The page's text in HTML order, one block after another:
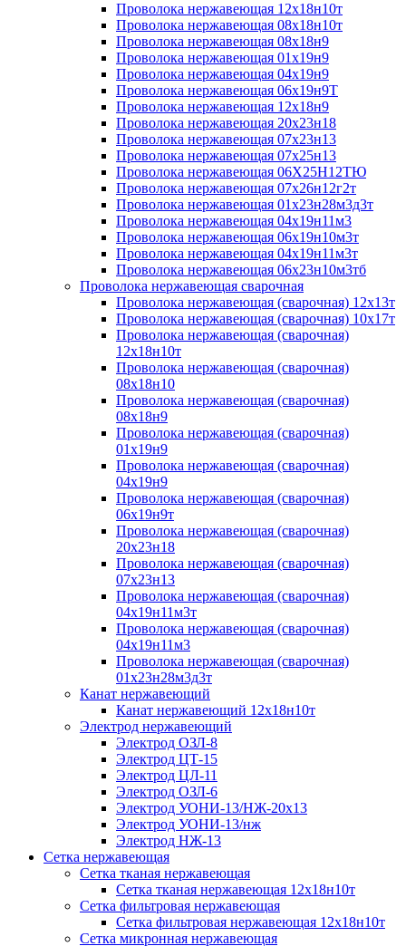
Проволока нержавеющая 12х18н10т
Проволока нержавеющая 08х18н10т
Проволока нержавеющая 08х18н9
Проволока нержавеющая 01х19н9
Проволока нержавеющая 04х19н9
Проволока нержавеющая 06х19н9Т
Проволока нержавеющая 12х18н9
Проволока нержавеющая 20х23н18
Проволока нержавеющая 07х23н13
Проволока нержавеющая 07х25н13
Проволока нержавеющая 06Х25Н12ТЮ
Проволока нержавеющая 07х26н12г2т
Проволока нержавеющая 01х23н28м3д3т
Проволока нержавеющая 04х19н11м3
Проволока нержавеющая 06х19н10м3т
Проволока нержавеющая 04х19н11м3т
Проволока нержавеющая 06х23н10м3тб
Проволока нержавеющая сварочная
Проволока нержавеющая (сварочная) 12х13т
Проволока нержавеющая (сварочная) 10х17т
Проволока нержавеющая (сварочная)
12х18н10т
Проволока нержавеющая (сварочная)
08х18н10
Проволока нержавеющая (сварочная)
08х18н9
Проволока нержавеющая (сварочная)
01х19н9
Проволока нержавеющая (сварочная)
04х19н9
Проволока нержавеющая (сварочная)
06х19н9т
Проволока нержавеющая (сварочная)
20х23н18
Проволока нержавеющая (сварочная)
07х23н13
Проволока нержавеющая (сварочная)
04х19н11м3т
Проволока нержавеющая (сварочная)
04х19н11м3
Проволока нержавеющая (сварочная)
01х23н28м3д3т
Канат нержавеющий
Канат нержавеющий 12х18н10т
Электрод нержавеющий
Электрод ОЗЛ-8
Электрод ЦТ-15
Электрод ЦЛ-11
Электрод ОЗЛ-6
Электрод УОНИ-13/НЖ-20х13
Электрод УОНИ-13/нж
Электрод НЖ-13
Сетка нержавеющая
Сетка тканая нержавеющая
Сетка тканая нержавеющая 12х18н10т
Сетка фильтровая нержавеющая
Сетка фильтровая нержавеющая 12х18н10т
Сетка микронная нержавеющая